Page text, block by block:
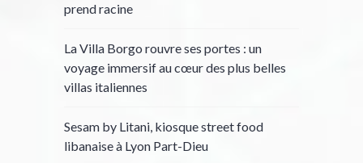
prend racine
La Villa Borgo rouvre ses portes : un
voyage immersif au cœur des plus belles
villas italiennes
Sesam by Litani, kiosque street food
libanaise à Lyon Part-Dieu